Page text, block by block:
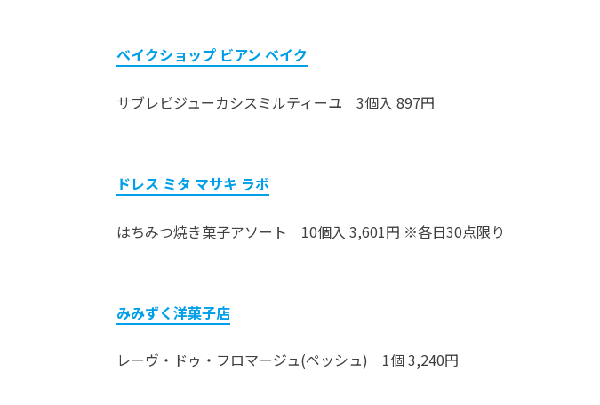
ベイクショップ ビアン ベイク
サブレビジューカシスミルティーユ 3個入 897円
ドレス ミタ マサキ ラボ
はちみつ焼き菓子アソート 10個入 3,601円 ※各日30点限り
みみずく洋菓子店
レーヴ・ドゥ・フロマージュ(ペッシュ) 1個 3,240円